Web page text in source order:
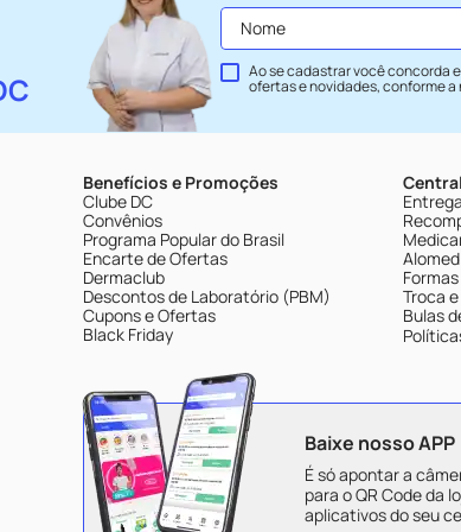
Ao se cadastrar você concorda
ofertas e novidades, conforme a
Benefícios e Promoções
Clube DC
Convênios
Programa Popular do Brasil
Encarte de Ofertas
Dermaclub
Descontos de Laboratório (PBM)
Cupons e Ofertas
Black Friday
Entrega
Alomed
Troca
Bulas
Baixe nosso APP
É só apontar a
para o QR Code da
aplicativos do seu